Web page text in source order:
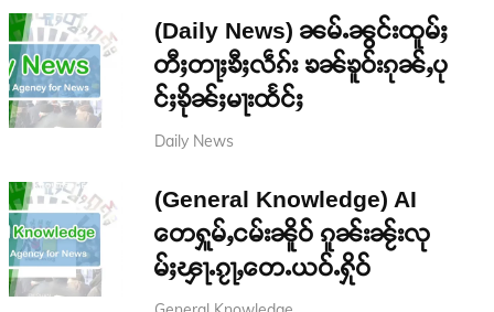
(Daily News) ၼမ်ႉၼွင်းထူမ်ႈ
တီႈတႃႈၶီႈလဵၵ်း ၶၼ်ၶူဝ်းၵုၼ်ႇပု
င်ႈၶိုၼ်ႈမႃးထႅင်ႈ
Daily News
(General Knowledge) AI
တေႁူမ်ႇငမ်းၼိူဝ် ၵူၼ်းၼႂ်းလု
မ်ႈၾႃႉၵႂႃႇတေႉယဝ်ႉႁိုဝ်